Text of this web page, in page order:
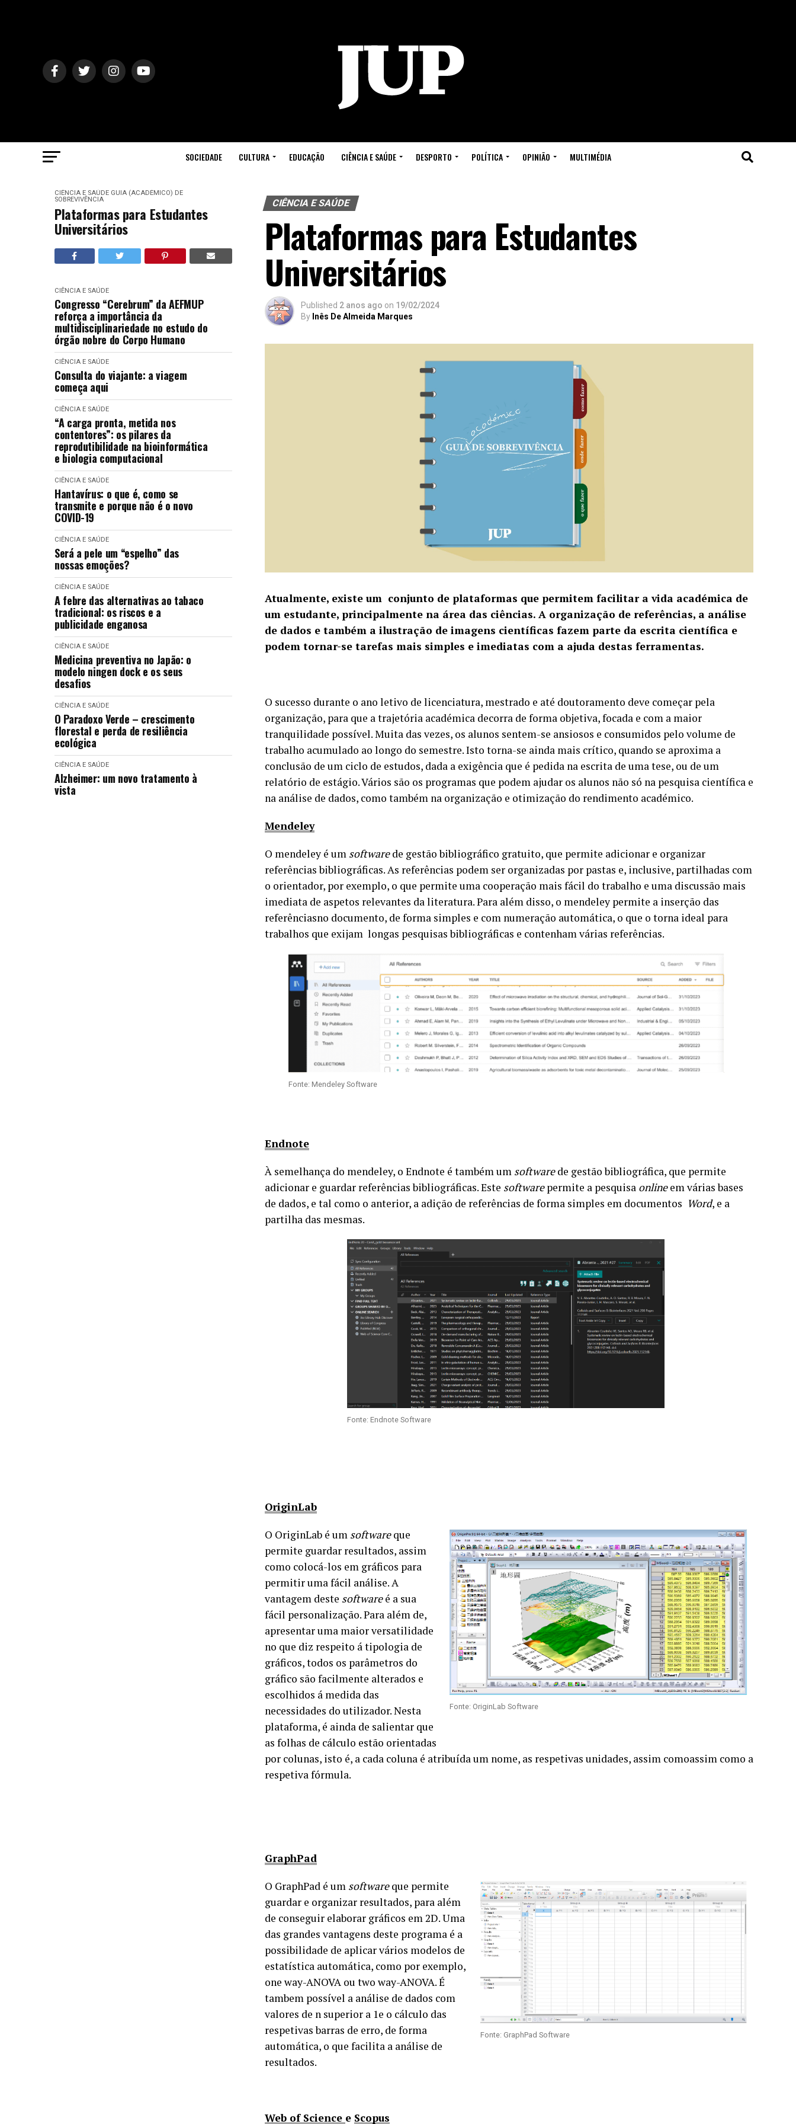
SOCIEDADE CULTURA EDUCAÇÃO CIÊNCIA E SAÚDE DESPORTO POLÍTICA OPINIÃO MULTIMÉDIA
CIÊNCIA E SAÚDE GUIA (ACADÉMICO) DE
SOBREVIVÊNCIA
Plataformas para Estudantes
Universitários
CIÊNCIA E SAÚDE
Congresso “Cerebrum” da AEFMUP
reforça a importância da
multidisciplinariedade no estudo do
órgão nobre do Corpo Humano
CIÊNCIA E SAÚDE
Consulta do viajante: a viagem
começa aqui
CIÊNCIA E SAÚDE
“A carga pronta, metida nos
contentores”: os pilares da
reprodutibilidade na bioinformática
e biologia computacional
CIÊNCIA E SAÚDE
Hantavírus: o que é, como se
transmite e porque não é o novo
COVID-19
CIÊNCIA E SAÚDE
Será a pele um “espelho” das
nossas emoções?
CIÊNCIA E SAÚDE
A febre das alternativas ao tabaco
tradicional: os riscos e a
publicidade enganosa
CIÊNCIA E SAÚDE
Medicina preventiva no Japão: o
modelo ningen dock e os seus
desafios
CIÊNCIA E SAÚDE
O Paradoxo Verde – crescimento
florestal e perda de resiliência
ecológica
CIÊNCIA E SAÚDE
Alzheimer: um novo tratamento à
vista
CIÊNCIA E SAÚDE
Plataformas para Estudantes
Universitários
Published 2 anos ago on 19/02/2024
By Inês De Almeida Marques
Atualmente, existe um conjunto de plataformas que permitem facilitar a vida académica de
um estudante, principalmente na área das ciências. A organização de referências, a análise
de dados e também a ilustração de imagens científicas fazem parte da escrita científica e
podem tornar-se tarefas mais simples e imediatas com a ajuda destas ferramentas.
O sucesso durante o ano letivo de licenciatura, mestrado e até doutoramento deve começar pela
organização, para que a trajetória académica decorra de forma objetiva, focada e com a maior
tranquilidade possível. Muita das vezes, os alunos sentem-se ansiosos e consumidos pelo volume de
trabalho acumulado ao longo do semestre. Isto torna-se ainda mais crítico, quando se aproxima a
conclusão de um ciclo de estudos, dada a exigência que é pedida na escrita de uma tese, ou de um
relatório de estágio. Vários são os programas que podem ajudar os alunos não só na pesquisa científica e
na análise de dados, como também na organização e otimização do rendimento académico.
Mendeley
O mendeley é um softwarede gestão bibliográfico gratuito, que permite adicionar e organizar
referências bibliográficas. As referências podem ser organizadas por pastas e, inclusive, partilhadas com
o orientador, por exemplo, o que permite uma cooperação mais fácil do trabalho e uma discussão mais
imediata de aspetos relevantes da literatura. Para além disso, o mendeley permite a inserção das
referênciasno documento, de forma simples e com numeração automática, o que o torna ideal para
trabalhos que exijam longas pesquisas bibliográficas e contenham várias referências.
Fonte: Mendeley Software
Endnote
À semelhança do mendeley, o Endnote é também um softwarede gestão bibliográfica, que permite
adicionar e guardar referências bibliográficas. Este softwarepermite a pesquisa onlineem várias bases
de dados, e tal como o anterior, a adição de referências de forma simples em documentos Word, e a
partilha das mesmas.
Fonte: Endnote Software
OriginLab
Fonte: OriginLab Software
O OriginLab é um softwareque
permite guardar resultados, assim
como colocá-los em gráficos para
permitir uma fácil análise. A
vantagem deste softwareé a sua
fácil personalização. Para além de,
apresentar uma maior versatilidade
no que diz respeito á tipologia de
gráficos, todos os parâmetros do
gráfico são facilmente alterados e
escolhidos á medida das
necessidades do utilizador. Nesta
plataforma, é ainda de salientar que
as folhas de cálculo estão orientadas
por colunas, isto é, a cada coluna é atribuída um nome, as respetivas unidades, assim comoassim como a
respetiva fórmula.
GraphPad
Fonte: GraphPad Software
O GraphPad é um softwareque permite
guardar e organizar resultados, para além
de conseguir elaborar gráficos em 2D. Uma
das grandes vantagens deste programa é a
possibilidade de aplicar vários modelos de
estatística automática, como por exemplo,
one way-ANOVA ou two way-ANOVA. É
tambem possível a análise de dados com
valores de n superior a 1e o cálculo das
respetivas barras de erro, de forma
automática, o que facilita a análise de
resultados.
Web of Science e Scopus